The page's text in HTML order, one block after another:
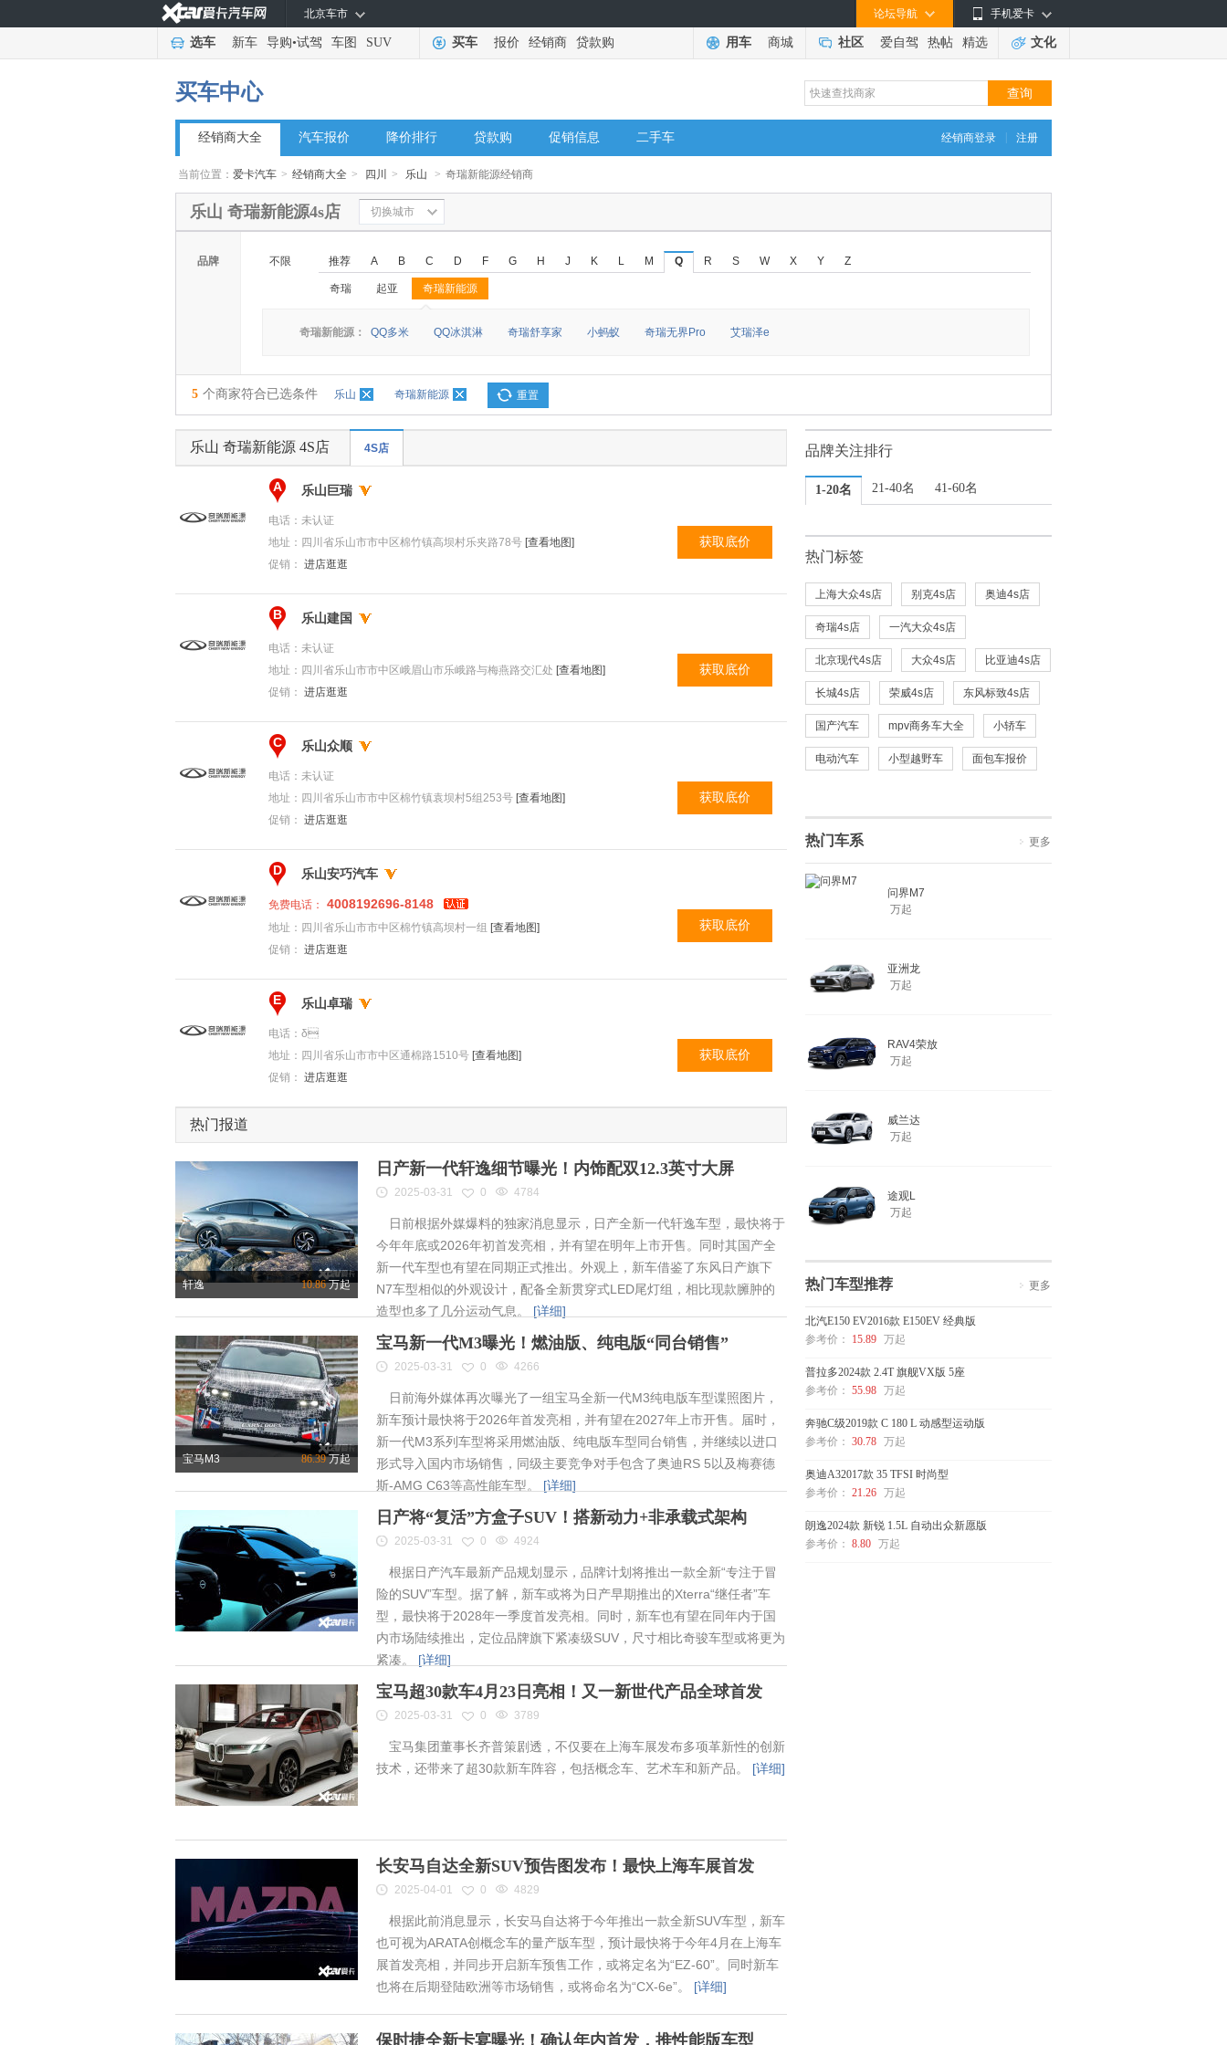
手机爱卡
论坛导航
北京车市
选车 新车 导购•试驾 车图 SUV 买车 报价 经销商 贷款购 用车 商城 社区 爱自驾 热帖 精选 文化
买车中心
经销商登录 注册
经销商大全 汽车报价 降价排行 贷款购 促销信息 二手车
当前位置： 爱卡汽车 > 经销商大全 > 四川 > 乐山 > 奇瑞新能源经销商
乐山 奇瑞新能源4s店 切换城市
品牌 不限 推荐 A B C D F G H J K L M Q R S W X Y Z
奇瑞 起亚 奇瑞新能源
◆
◆
奇瑞新能源： QQ多米 QQ冰淇淋 奇瑞舒享家 小蚂蚁 奇瑞无界Pro 艾瑞泽e
5 个商家符合已选条件 乐山 奇瑞新能源 重置
乐山 奇瑞新能源 4S店 4S店
A 乐山巨瑞
电话： 未认证
地址： 四川省乐山市市中区棉竹镇高坝村乐夹路78号 [查看地图]
促销： 进店逛逛
获取底价
B 乐山建国
电话： 未认证
地址： 四川省乐山市市中区峨眉山市乐峨路与梅燕路交汇处 [查看地图]
促销： 进店逛逛
获取底价
C 乐山众顺
电话： 未认证
地址： 四川省乐山市市中区棉竹镇袁坝村5组253号 [查看地图]
促销： 进店逛逛
获取底价
D 乐山安巧汽车
免费电话： 4008192696-8148
地址： 四川省乐山市市中区棉竹镇高坝村一组 [查看地图]
促销： 进店逛逛
获取底价
E 乐山卓瑞
电话： δ
地址： 四川省乐山市市中区通棉路1510号 [查看地图]
促销： 进店逛逛
获取底价
热门报道
轩逸 10.86万起
日产新一代轩逸细节曝光！内饰配双12.3英寸大屏
2025-03-31 0 4784
日前根据外媒爆料的独家消息显示，日产全新一代轩逸车型，最快将于
今年年底或2026年初首发亮相，并有望在明年上市开售。同时其国产全
新一代车型也有望在同期正式推出。外观上，新车借鉴了东风日产旗下
N7车型相似的外观设计，配备全新贯穿式LED尾灯组，相比现款臃肿的
造型也多了几分运动气息。 [详细]
宝马M3 86.39万起
宝马新一代M3曝光！燃油版、纯电版“同台销售”
2025-03-31 0 4266
日前海外媒体再次曝光了一组宝马全新一代M3纯电版车型谍照图片，
新车预计最快将于2026年首发亮相，并有望在2027年上市开售。届时，
新一代M3系列车型将采用燃油版、纯电版车型同台销售，并继续以进口
形式导入国内市场销售，同级主要竞争对手包含了奥迪RS 5以及梅赛德
斯-AMG C63等高性能车型。 [详细]
日产将“复活”方盒子SUV！搭新动力+非承载式架构
2025-03-31 0 4924
根据日产汽车最新产品规划显示，品牌计划将推出一款全新“专注于冒
险的SUV”车型。据了解，新车或将为日产早期推出的Xterra“继任者”车
型，最快将于2028年一季度首发亮相。同时，新车也有望在同年内于国
内市场陆续推出，定位品牌旗下紧凑级SUV，尺寸相比奇骏车型或将更为
紧凑。 [详细]
宝马超30款车4月23日亮相！又一新世代产品全球首发
2025-03-31 0 3789
宝马集团董事长齐普策剧透，不仅要在上海车展发布多项革新性的创新
技术，还带来了超30款新车阵容，包括概念车、艺术车和新产品。 [详细]
长安马自达全新SUV预告图发布！最快上海车展首发
2025-04-01 0 4829
根据此前消息显示，长安马自达将于今年推出一款全新SUV车型，新车
也可视为ARATA创概念车的量产版车型，预计最快将于今年4月在上海车
展首发亮相，并同步开启新车预售工作，或将定名为“EZ-60”。同时新车
也将在后期登陆欧洲等市场销售，或将命名为“CX-6e”。 [详细]
保时捷全新卡宴曝光！确认年内首发，推性能版车型
品牌关注排行
1-20名 21-40名 41-60名
热门标签
上海大众4s店 别克4s店 奥迪4s店
奇瑞4s店 一汽大众4s店
北京现代4s店 大众4s店 比亚迪4s店
长城4s店 荣威4s店 东风标致4s店
国产汽车 mpv商务车大全 小轿车
电动汽车 小型越野车 面包车报价
热门车系 更多
问界M7
万起
亚洲龙
万起
RAV4荣放
万起
威兰达
万起
途观L
万起
热门车型推荐 更多
北汽E150 EV2016款 E150EV 经典版
参考价：
15.89 万起
普拉多2024款 2.4T 旗舰VX版 5座
参考价： 55.98 万起
奔驰C级2019款 C 180 L 动感型运动版
参考价： 30.78 万起
奥迪A32017款 35 TFSI 时尚型
参考价： 21.26 万起
朗逸2024款 新锐 1.5L 自动出众新愿版
参考价： 8.80 万起